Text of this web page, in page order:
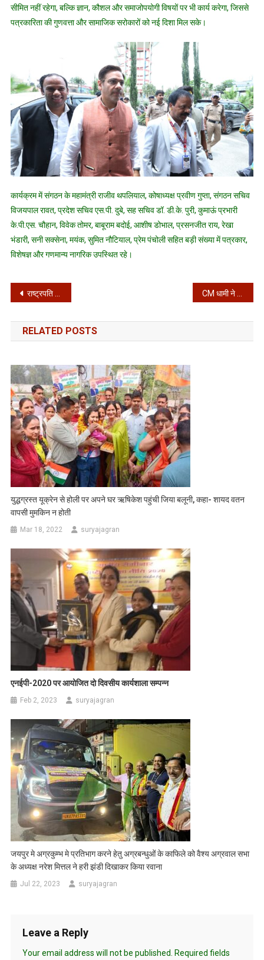
सीमित नहीं रहेगा, बल्कि ज्ञान, कौशल और समाजोपयोगी विषयों पर भी कार्य करेगा, जिससे
पत्रकारिता की गुणवत्ता और सामाजिक सरोकारों को नई दिशा मिल सके।
कार्यक्रम में संगठन के महामंत्री राजीव थपलियाल, कोषाध्यक्ष प्रवीण गुप्ता, संगठन सचिव
विजयपाल रावत, प्रदेश सचिव एस.पी. दुबे, सह सचिव डॉ. डी.के. पुरी, कुमाऊं प्रभारी
के.पी.एस. चौहान, विवेक तोमर, बाबूराम बदोई, आशीष डोभाल, प्रसनजीत राय, रेखा
भंडारी, सनी सक्सेना, मयंक, सुमित नौटियाल, प्रेम पंचोली सहित बड़ी संख्या में पत्रकार,
विशेषज्ञ और गणमान्य नागरिक उपस्थित रहे।
Post
navigation
राष्ट्रपति मुर्मू ने अपने ड्रीम प्रोजेक्ट का किया निरीक्षण, नवंबर तक होगा बनकर तैयार, दून को मिलेगी नई पहचान
RELATED POSTS
युद्धग्रस्त यूक्रेन से होली पर अपने घर ऋषिकेश पहुंची जिया बलूनी, कहा- शायद वतन
वापसी मुमकिन न होती
Mar 18, 2022 suryajagran
एनईपी-2020 पर आयोजित दो दिवसीय कार्यशाला सम्पन्न
Feb 2, 2023 suryajagran
जयपुर मे अग्रकुम्भ मे प्रतिभाग करने हेतु अग्रबन्धुओं के काफिले को वैश्य अग्रवाल सभा
के अध्यक्ष नरेश मित्तल ने हरी झंडी दिखाकर किया रवाना
Jul 22, 2023 suryajagran
Leave a Reply
Your email address will not be published.
Required fields